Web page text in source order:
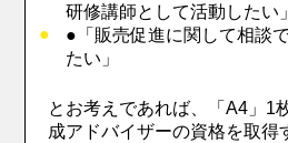
研修講師として活動したい」
●「販売促進に関して相談
たい」
とお考えであれば、「A4」1
成アドバイザーの資格を取得